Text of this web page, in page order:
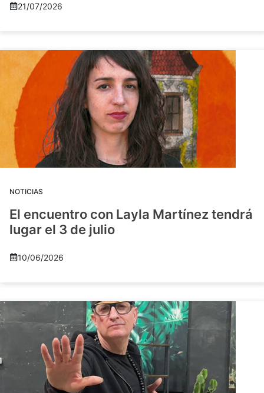
21/07/2026
NOTICIAS
El encuentro con Layla Martínez tendrá
lugar el 3 de julio
10/06/2026